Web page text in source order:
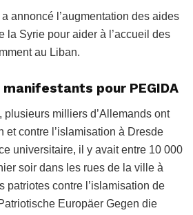
a annoncé l’augmentation des aides
la Syrie pour aider à l’accueil des
au Liban.
manifestants pour PEGIDA
milliers d’Allemands ont
et contre l’islamisation à Dresde
universitaire, il y avait entre 10 000
soir dans les rues de la ville à
patriotes contre l’islamisation de
Europäer Gegen die